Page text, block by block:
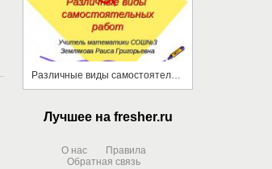
Различные виды самостоятельных работ
Лучшее на fresher.ru
О нас
Правила
Обратная связь